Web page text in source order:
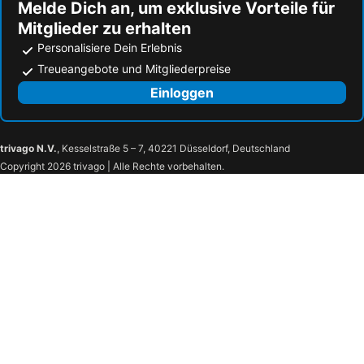
Melde Dich an, um exklusive Vorteile für
Mitglieder zu erhalten
Personalisiere Dein Erlebnis
Treueangebote und Mitgliederpreise
Einloggen
trivago N.V., Kesselstraße 5 – 7, 40221 Düsseldorf, Deutschland
Copyright 2026 trivago | Alle Rechte vorbehalten.